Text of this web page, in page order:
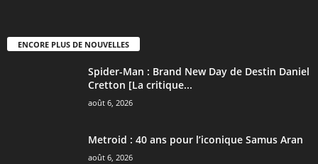
ENCORE PLUS DE NOUVELLES
Spider-Man : Brand New Day de Destin Daniel
Cretton [La critique...
août 6, 2026
Metroid : 40 ans pour l’iconique Samus Aran
août 6, 2026